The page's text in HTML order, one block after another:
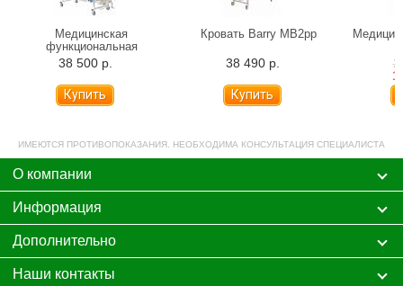
Медицинская
функциональная
механическая кровать
Армед РС105-Б
38 500 р.
Кровать Barry MB2pp
38 490 р.
ИМЕЮТСЯ ПРОТИВОПОКАЗАНИЯ. НЕОБХОДИМА КОНСУЛЬТАЦИЯ СПЕЦИАЛИСТА
О компании
Информация
Дополнительно
Наши контакты